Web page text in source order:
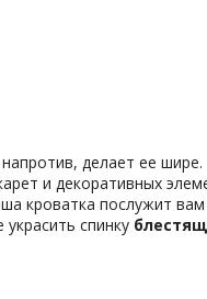
делает ее шире.
и декоративных
кроватка послужит
спинку